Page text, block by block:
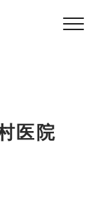
医院